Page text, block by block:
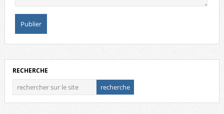
RECHERCHE